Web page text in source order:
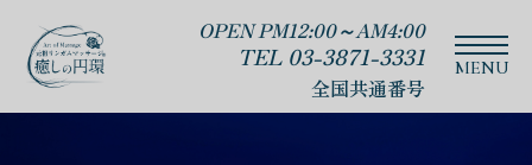
OPEN PM12:00～AM4:00
TEL 03-3871-3331
全国共通番号